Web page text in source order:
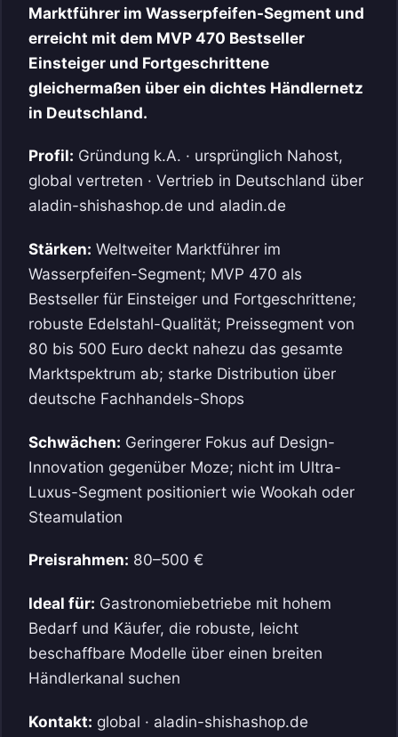
Marktführer im Wasserpfeifen-Segment und
erreicht mit dem MVP 470 Bestseller
Einsteiger und Fortgeschrittene
gleichermaßen über ein dichtes Händlernetz
in Deutschland.
Profil: Gründung k.A. · ursprünglich Nahost,
global vertreten · Vertrieb in Deutschland über
aladin-shishashop.de und aladin.de
Stärken: Weltweiter Marktführer im
Wasserpfeifen-Segment; MVP 470 als
Bestseller für Einsteiger und Fortgeschrittene;
robuste Edelstahl-Qualität; Preissegment von
80 bis 500 Euro deckt nahezu das gesamte
Marktspektrum ab; starke Distribution über
deutsche Fachhandels-Shops
Schwächen: Geringerer Fokus auf Design-
Innovation gegenüber Moze; nicht im Ultra-
Luxus-Segment positioniert wie Wookah oder
Steamulation
Preisrahmen: 80–500 €
Ideal für: Gastronomiebetriebe mit hohem
Bedarf und Käufer, die robuste, leicht
beschaffbare Modelle über einen breiten
Händlerkanal suchen
Kontakt: global · aladin-shishashop.de